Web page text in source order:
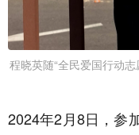
程晓英随“全民爱国行动
2024年2月8日，参